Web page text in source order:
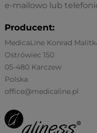
e-mailowo lub
Producent:
MedicaLine Konrad
Ostrówiec 150
05-480 Karczew
Polska
office@medicaline.pl